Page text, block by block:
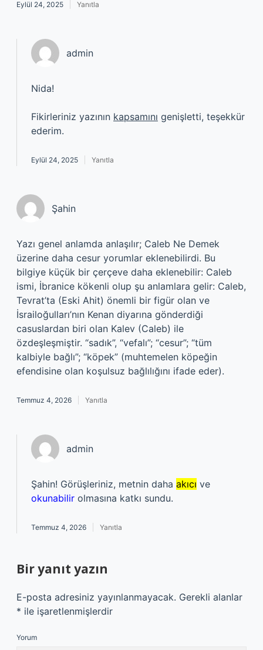
Eylül 24, 2025 Yanıtla
admin
Nida!
Fikirleriniz yazının kapsamını genişletti, teşekkür
ederim.
Eylül 24, 2025 Yanıtla
Şahin
Yazı genel anlamda anlaşılır; Caleb Ne Demek
üzerine daha cesur yorumlar eklenebilirdi. Bu
bilgiye küçük bir çerçeve daha eklenebilir: Caleb
ismi, İbranice kökenli olup şu anlamlara gelir: Caleb,
Tevrat’ta (Eski Ahit) önemli bir figür olan ve
İsrailoğulları’nın Kenan diyarına gönderdiği
casuslardan biri olan Kalev (Caleb) ile
özdeşleşmiştir. “sadık”, “vefalı”; “cesur”; “tüm
kalbiyle bağlı”; “köpek” (muhtemelen köpeğin
efendisine olan koşulsuz bağlılığını ifade eder).
Temmuz 4, 2026 Yanıtla
admin
Şahin! Görüşleriniz, metnin daha akıcı ve
okunabilir olmasına katkı sundu.
Temmuz 4, 2026 Yanıtla
Bir yanıt yazın
E-posta adresiniz yayınlanmayacak. Gerekli alanlar
* ile işaretlenmişlerdir
Yorum